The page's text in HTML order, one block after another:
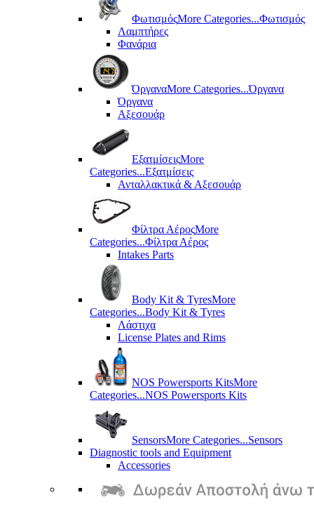
ΦωτισμόςMore Categories...Φωτισμός
Λαμπτήρες
Φανάρια
ΌργαναMore Categories...Όργανα
Όργανα
Αξεσουάρ
ΕξατμίσειςMore
Categories...Εξατμίσεις
Ανταλλακτικά & Αξεσουάρ
Φίλτρα ΑέροςMore
Categories...Φίλτρα Αέρος
Intakes Parts
Body Kit & TyresMore
Categories...Body Kit & Tyres
Λάστιχα
License Plates and Rims
NOS Powersports KitsMore
Categories...NOS Powersports Kits
SensorsMore Categories...Sensors
Diagnostic tools and Equipment
Accessories